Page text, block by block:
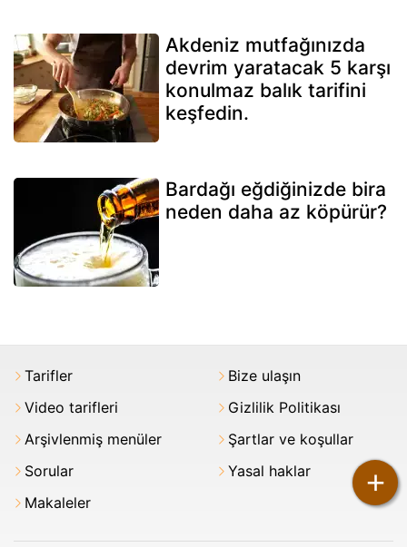
Akdeniz mutfağınızda
devrim yaratacak 5 karşı
konulmaz balık tarifini
keşfedin.
Bardağı eğdiğinizde bira
neden daha az köpürür?
+
Tarifler
Video tarifleri
Arşivlenmiş menüler
Sorular
Makaleler
Bize ulaşın
Gizlilik Politikası
Şartlar ve koşullar
Yasal haklar